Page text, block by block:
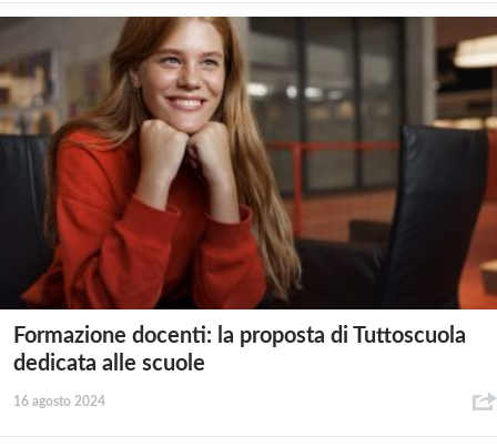
Formazione docenti: la proposta di Tuttoscuola
dedicata alle scuole
16 agosto 2024